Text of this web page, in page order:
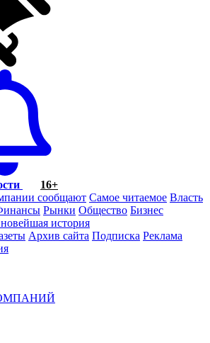
16+
сообщают Самое читаемое Власть
Рынки Общество Бизнес
история
Архив сайта Подписка Реклама